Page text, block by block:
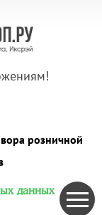
розничной
данных